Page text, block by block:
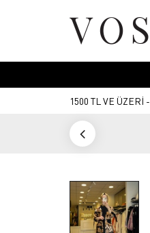
1500 TL VE ÜZERİ -